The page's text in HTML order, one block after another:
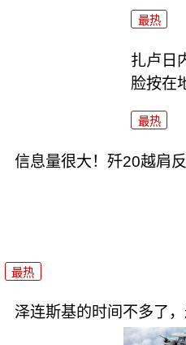
最热
扎卢日
脸按在
最热
信息量很大！歼20越肩
最热
泽连斯基的时间不多了